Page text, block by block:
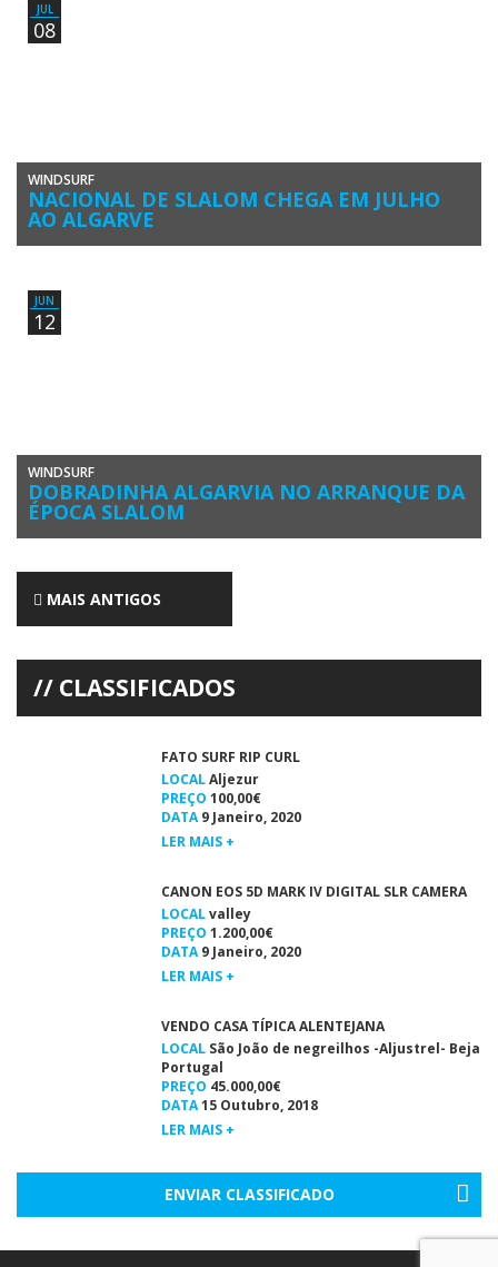
JUL
08
WINDSURF
NACIONAL DE SLALOM CHEGA EM JULHO
AO ALGARVE
O Campeonato Nacional de Slalom Windsurfing Grayline Portugal
JUN
12
WINDSURF
DOBRADINHA ALGARVIA NO ARRANQUE DA
ÉPOCA SLALOM
O Campeonato Nacional de Slalom Windsurfing 2018 começou com
MAIS ANTIGOS
CLASSIFICADOS
FATO SURF RIP CURL
LOCALAljezur
PREÇO 100,00€
DATA9 Janeiro, 2020
LER MAIS +
CANON EOS 5D MARK IV DIGITAL SLR CAMERA
LOCALvalley
PREÇO 1.200,00€
DATA9 Janeiro, 2020
LER MAIS +
VENDO CASA TÍPICA ALENTEJANA
LOCAL São João de negreilhos -Aljustrel- Beja
Portugal
PREÇO 45.000,00€
DATA15 Outubro, 2018
LER MAIS +
ENVIAR CLASSIFICADO